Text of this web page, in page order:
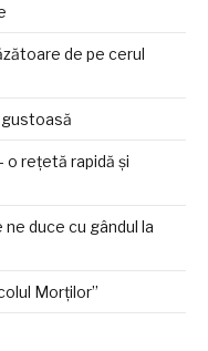
de pe cerul
gustoasă
o rețetă rapidă și
duce cu gândul la
Morților”